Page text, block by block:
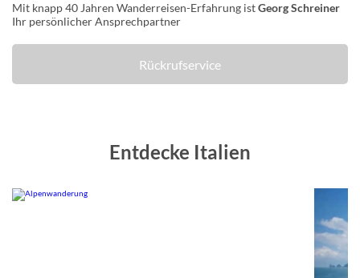
Mit knapp 40 Jahren Wanderreisen-Erfahrung istGeorg Schreiner
Ihr persönlicher Ansprechpartner
Rückrufservice
Entdecke Italien